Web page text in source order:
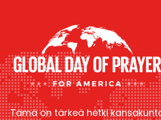
Tämä on tärkeä hetki